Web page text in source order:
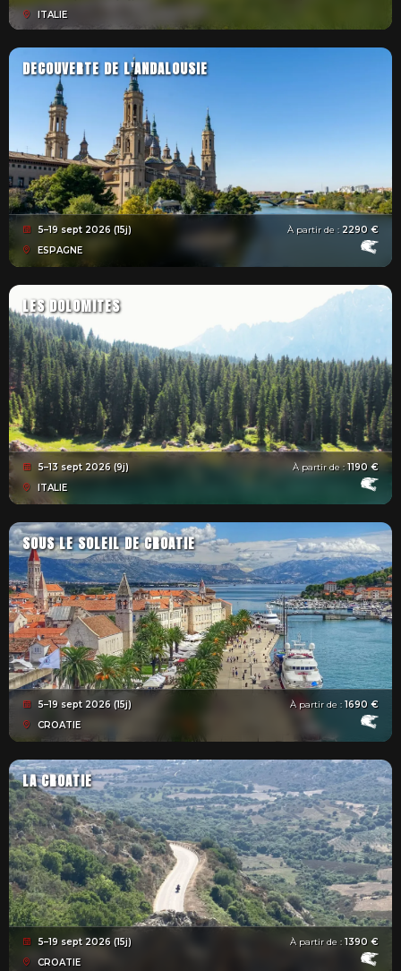
ITALIE
DECOUVERTE DE L'ANDALOUSIE
5–19 sept 2026 (15j)
ESPAGNE
À partir de : 2290 €
LES DOLOMITES
5–13 sept 2026 (9j)
ITALIE
À partir de :1190 €
SOUS LE SOLEIL DE CROATIE
5–19 sept 2026 (15j)
CROATIE
À partir de :1690 €
LA CROATIE
5–19 sept 2026 (15j)
CROATIE
À partir de : 1390 €